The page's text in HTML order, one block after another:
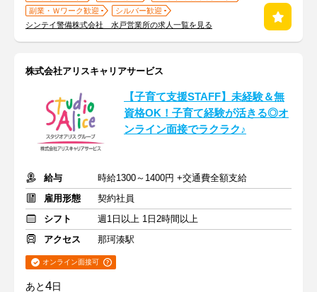
副業・Ｗワーク歓迎
シルバー歓迎
シンテイ警備株式会社 水戸営業所の求人一覧を見る
株式会社アリスキャリアサービス
【子育て支援STAFF】未経験＆無
資格OK！子育て経験が活きる◎オ
ンライン面接でラクラク♪
給与
時給1300～1400円 +交通費全額支給
雇用形態
契約社員
シフト
週1日以上 1日2時間以上
アクセス
那珂湊駅
オンライン面接可
あと4日